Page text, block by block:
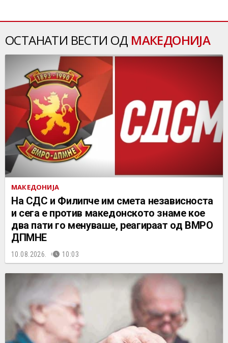
ОСТАНАТИ ВЕСТИ ОД МАКЕДОНИЈА
МАКЕДОНИЈА
На СДС и Филипче им смета независноста
и сега е против македонското знаме кое
два пати го менуваше, реагираат од ВМРО
ДПМНЕ
10.08.2026. 10:03